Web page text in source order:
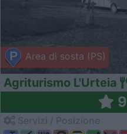
Area di sosta (PS)
Agriturismo L'Urteia
9